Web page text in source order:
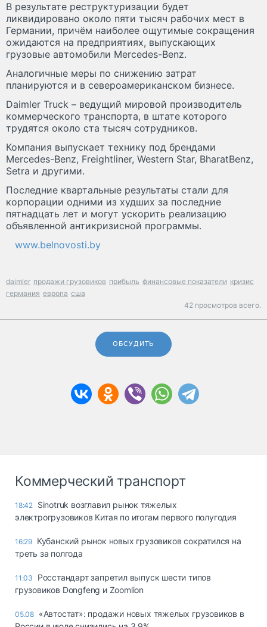
В результате реструктуризации будет
ликвидировано около пяти тысяч рабочих мест в
Германии, причём наиболее ощутимые сокращения
ожидаются на предприятиях, выпускающих
грузовые автомобили Mercedes-Benz.
Аналогичные меры по снижению затрат
планируются и в североамериканском бизнесе.
Daimler Truck – ведущий мировой производитель
коммерческого транспорта, в штате которого
трудятся около ста тысяч сотрудников.
Компания выпускает технику под брендами
Mercedes-Benz, Freightliner, Western Star, BharatBenz,
Setra и другими.
Последние квартальные результаты стали для
корпорации одними из худших за последние
пятнадцать лет и могут ускорить реализацию
объявленной антикризисной программы.
www.belnovosti.by
daimler продажи грузовиков прибыль финансовые показатели кризис
германия европа сша
42 просмотров всего.
ОБСУДИТЬ
Коммерческий транспорт
18:42 Sinotruk возглавил рынок тяжелых
электрогрузовиков Китая по итогам первого полугодия
16:29 Кубанский рынок новых грузовиков сократился на
треть за полгода
11:03
Росстандарт запретил выпуск шести типов
грузовиков Dongfeng и Zoomlion
05.08 «Автостат»: продажи новых тяжелых грузовиков в